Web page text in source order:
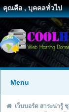
คุณคือ , บุคคลทั่วไป
Menu
เว็บบอร์ด สาระน่ารู้